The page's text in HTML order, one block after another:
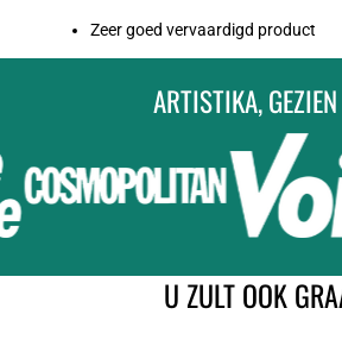
Zeer goed vervaardigd product
ARTISTIKA,
U ZULT OOK